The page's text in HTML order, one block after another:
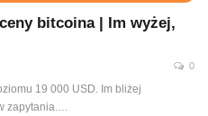
bitcoina | Im wyżej,
0
19 000 USD. Im bliżej
zapytania.…